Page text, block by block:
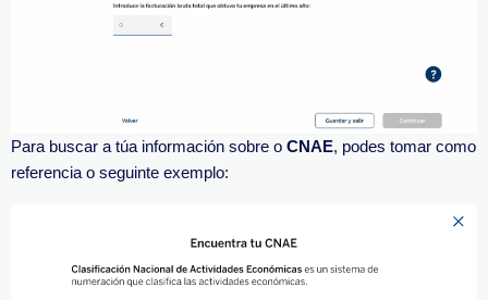
Para buscar a túa información sobre o CNAE, podes tomar como
referencia o seguinte exemplo: